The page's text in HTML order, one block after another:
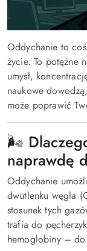
Oddychanie to
życie. To potężne
umysł,
naukowe
może poprawić
🌬️
naprawdę
Oddychanie
dwutlenku węgla
stosunek tych
trafia do
hemoglobiny – do